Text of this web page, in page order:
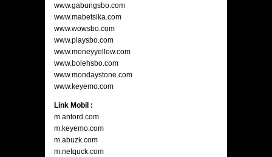
www.gabungsbo.com
www.mabetsika.com
www.wowsbo.com
www.playsbo.com
www.moneyyellow.com
www.bolehsbo.com
www.mondaystone.com
www.keyemo.com
Link Mobil :
m.antord.com
m.keyemo.com
m.abuzk.com
m.netquck.com